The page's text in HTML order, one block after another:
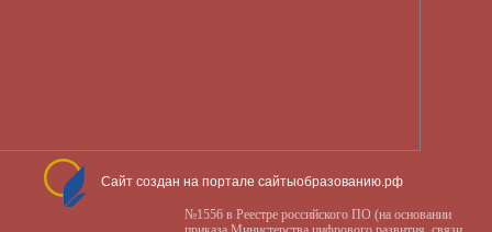
Сайт создан на портале сайтыобразованию.рф
№1556 в Реестре российского ПО (на основании